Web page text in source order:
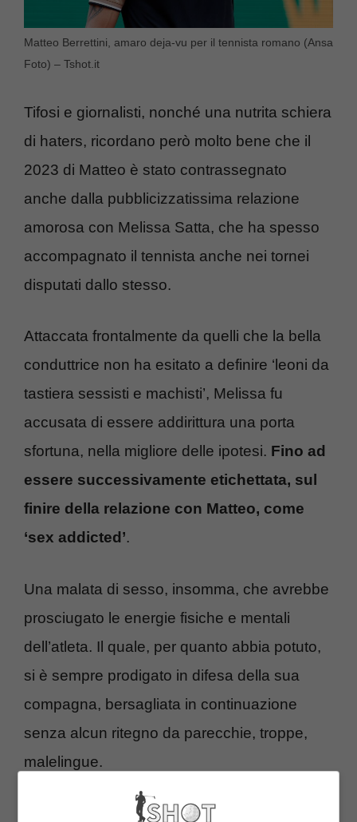
Matteo Berrettini, amaro deja-vu per il tennista romano (Ansa
Foto) – Tshot.it
Tifosi e giornalisti, nonché una nutrita schiera
di haters, ricordano però molto bene che il
2023 di Matteo è stato contrassegnato
anche dalla pubblicizzatissima relazione
amorosa con Melissa Satta, che ha spesso
accompagnato il tennista anche nei tornei
disputati dallo stesso.
Attaccata frontalmente da quelli che la bella
conduttrice non ha esitato a definire ‘leoni da
tastiera sessisti e machisti’, Melissa fu
accusata di essere addirittura una porta
sfortuna, nella migliore delle ipotesi. Fino ad
essere successivamente etichettata, sul
finire della relazione con Matteo, come
‘sex addicted’.
Una malata di sesso, insomma, che avrebbe
prosciugato le energie fisiche e mentali
dell’atleta. Il quale, per quanto abbia potuto,
si è sempre prodigato in difesa della sua
compagna, bersagliata in continuazione
senza alcun ritegno da parecchie, troppe,
malelingue.